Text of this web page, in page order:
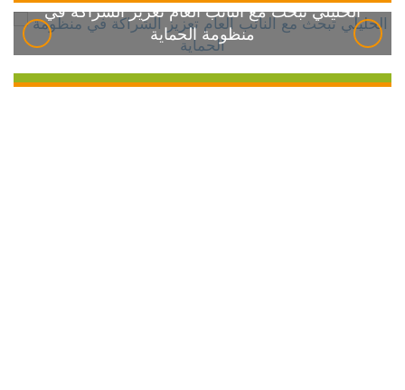
الخليلي تبحث مع النائب العام تعزيز الشراكة في
منظومة الحماية